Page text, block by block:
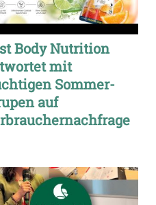
Body Nutrition
mit
Sommer-
auf